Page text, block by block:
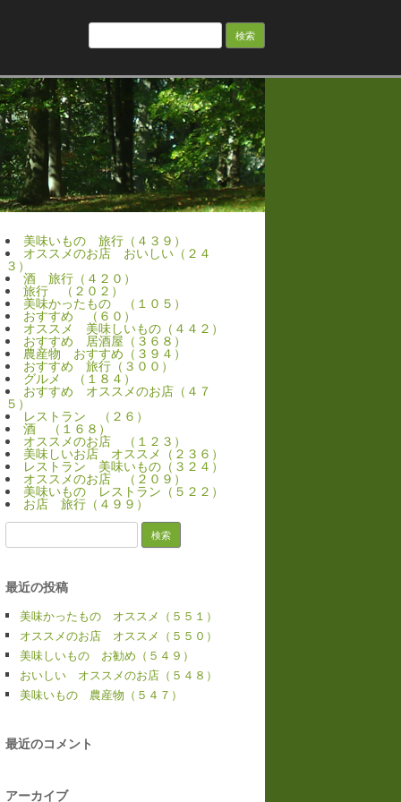
検
美味いもの 旅行（４３９）
オススメのお店 おいしい（２４
３）
酒 旅行（４２０）
旅行 （２０２）
美味かったもの （１０５）
おすすめ （６０）
オススメ 美味しいもの（４４２）
おすすめ 居酒屋（３６８）
農産物 おすすめ（３９４）
おすすめ 旅行（３００）
グルメ （１８４）
おすすめ オススメのお店（４７
５）
レストラン （２６）
酒 （１６８）
オススメのお店 （１２３）
美味しいお店 オススメ（２３６）
レストラン 美味いもの（３２４）
オススメのお店 （２０９）
美味いもの レストラン（５２２）
お店 旅行（４９９）
索:
最近の投稿
美味かったもの オススメ（５５１）
オススメのお店 オススメ（５５０）
美味しいもの お勧め（５４９）
おいしい オススメのお店（５４８）
美味いもの 農産物（５４７）
最近のコメント
アーカイブ